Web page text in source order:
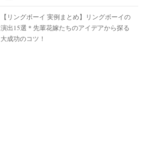
【リングボーイ 実例まとめ】リングボーイの
演出15選＊先輩花嫁たちのアイデアから探る
大成功のコツ！